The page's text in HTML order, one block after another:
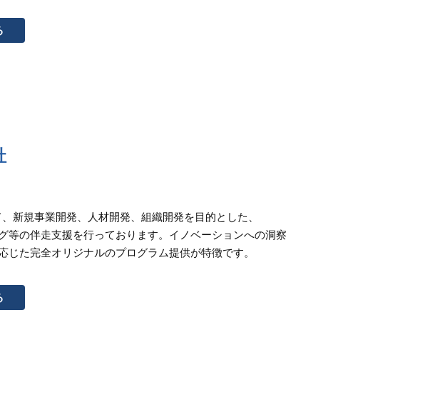
新規事業開発、人材開発、組織開発を目的とした、
等の伴走支援を行っております。イノベーションへの洞察
た完全オリジナルのプログラム提供が特徴です。